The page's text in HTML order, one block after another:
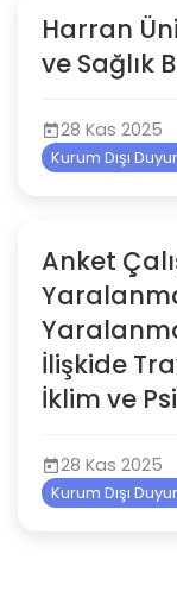
Harran
ve Sağlık
28 Kas 2025
Kurum Dışı
Anket
İlişkide
İklim ve
28 Kas 2025
Kurum Dışı